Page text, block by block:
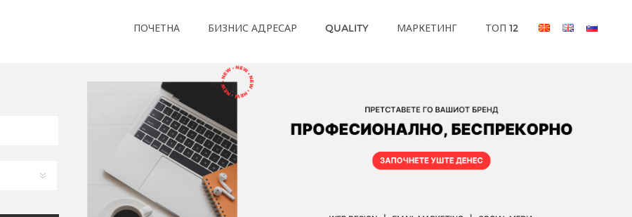
ПОЧЕТНА БИЗНИС АДРЕСАР QUALITY МАРКЕТИНГ ТОП 12